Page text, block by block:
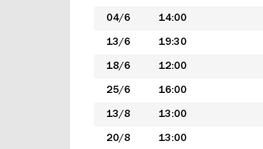
04/6 14:00
13/6 19:30
18/6 12:00
25/6 16:00
13/8 13:00
20/8 13:00